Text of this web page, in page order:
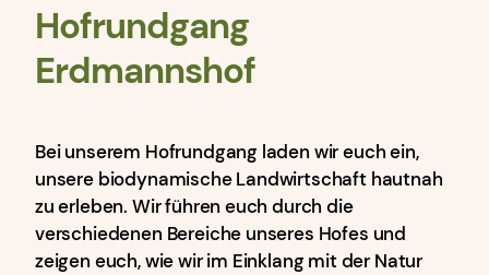
Hofrundgang
Erdmannshof
Bei unserem Hofrundgang laden wir euch ein,
unsere biodynamische Landwirtschaft hautnah
zu erleben. Wir führen euch durch die
verschiedenen Bereiche unseres Hofes und
zeigen euch, wie wir im Einklang mit der Natur